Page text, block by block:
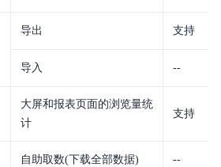
导出 支持
导入 --
大屏和报表页面的浏览量统
计
支持
自助取数(下载全部数据) --